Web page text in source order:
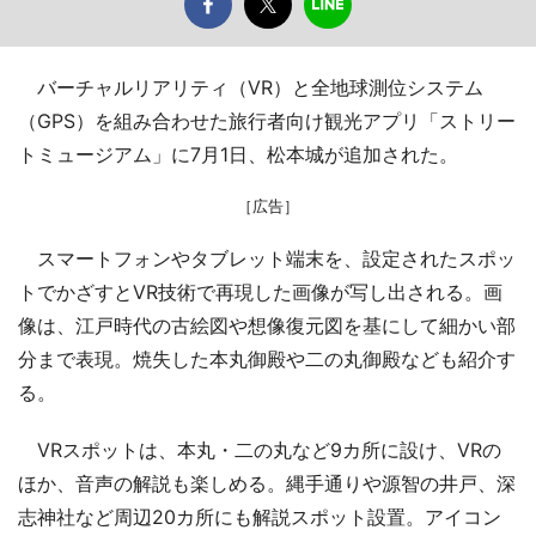
バーチャルリアリティ（VR）と全地球測位システム
（GPS）を組み合わせた旅行者向け観光アプリ「ストリー
トミュージアム」に7月1日、松本城が追加された。
［広告］
スマートフォンやタブレット端末を、設定されたスポッ
トでかざすとVR技術で再現した画像が写し出される。画
像は、江戸時代の古絵図や想像復元図を基にして細かい部
分まで表現。焼失した本丸御殿や二の丸御殿なども紹介す
る。
VRスポットは、本丸・二の丸など9カ所に設け、VRの
ほか、音声の解説も楽しめる。縄手通りや源智の井戸、深
志神社など周辺20カ所にも解説スポット設置。アイコン